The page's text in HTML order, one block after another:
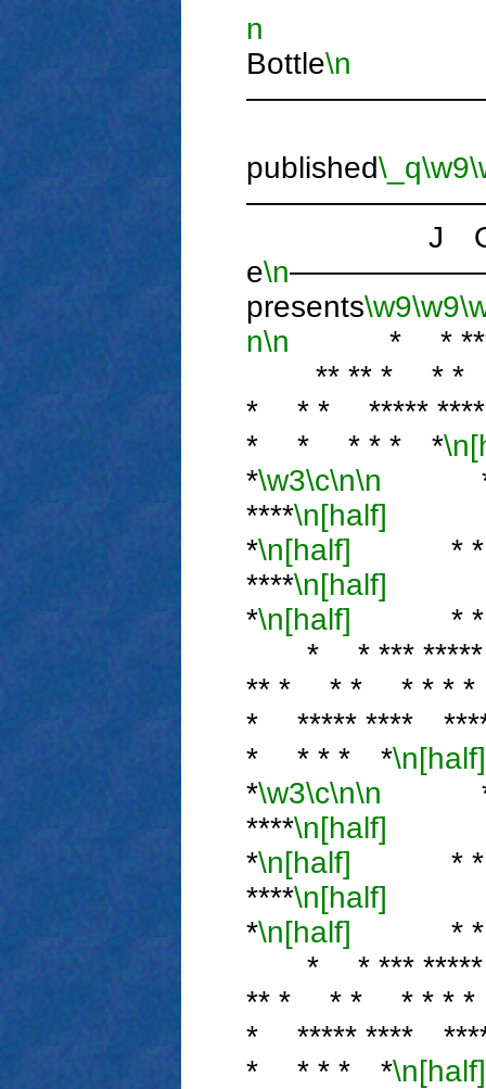
n
Bottle\n
published\_q\w9
J O
e\n
presents\w9\w9
n\n * * ***
** ** * * *
* * * *****
* * * * * *
*\w3\c\n\n * *
****\n[half]
*\n[half] * * *
****\n[half]
*\n[half] * * ***
* * *** ***** *
** * * * * * *
* ***** ****
* * * * *\n[half]
*\w3\c\n\n * *
****\n[half]
*\n[half] * * *
****\n[half]
*\n[half] * * ***
* * *** ***** *
** * * * * * *
* ***** ****
* * * * *\n[half]